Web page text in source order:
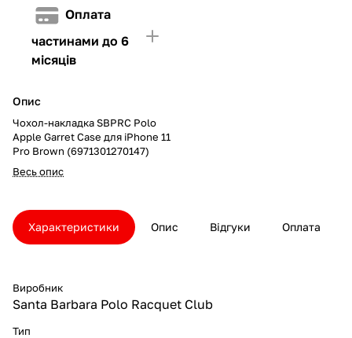
Оплата
частинами до 6
місяців
Опис
Чохол-накладка SBPRC Polo
Apple Garret Case для iPhone 11
Pro Brown (6971301270147)
Весь опис
Характеристики Опис Відгуки Оплата
Виробник
Santa Barbara Polo Racquet Club
Тип